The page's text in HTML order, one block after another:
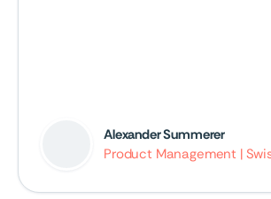
Alexander Summerer
Product Management |